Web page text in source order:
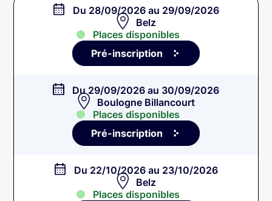
Du 28/09/2026 au 29/09/2026
Belz
Places disponibles
Pré-inscription
Du 29/09/2026 au 30/09/2026
Boulogne Billancourt
Places disponibles
Pré-inscription
Du 22/10/2026 au 23/10/2026
Belz
Places disponibles